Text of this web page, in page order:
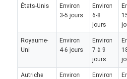
États-Unis
Environ
3-5 jours
Environ
6-8
jours
Royaume-
Uni
Environ
4-6 jours
Environ
7 à 9
jours
Autriche
Environ
Environ